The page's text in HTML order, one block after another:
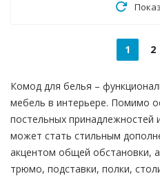
1 2
Комод для белья –
мебель в интерьере. Помимо
постельных принадлежностей
может стать стильным
акцентом общей обстановки,
трюмо, подставки, полки,